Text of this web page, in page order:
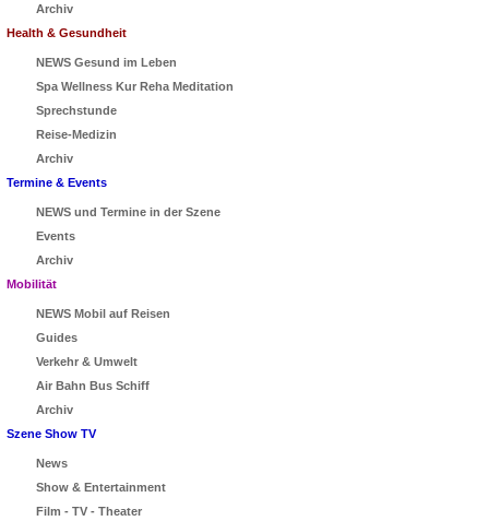
Archiv
Health & Gesundheit
NEWS Gesund im Leben
Spa Wellness Kur Reha Meditation
Sprechstunde
Reise-Medizin
Archiv
Termine & Events
NEWS und Termine in der Szene
Events
Archiv
Mobilität
NEWS Mobil auf Reisen
Guides
Verkehr & Umwelt
Air Bahn Bus Schiff
Archiv
Szene Show TV
News
Show & Entertainment
Film - TV - Theater